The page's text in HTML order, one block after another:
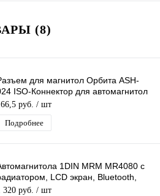
(8)
для магнитол Орбита ASH-
ISO-Коннектор для автомагнитол
16pin DEH 2300
руб. / шт
Подробнее
1DIN MRM MR4080 с
LCD экран, Bluetooth,
ДУ, FM, AUX, USB
320 руб. / шт